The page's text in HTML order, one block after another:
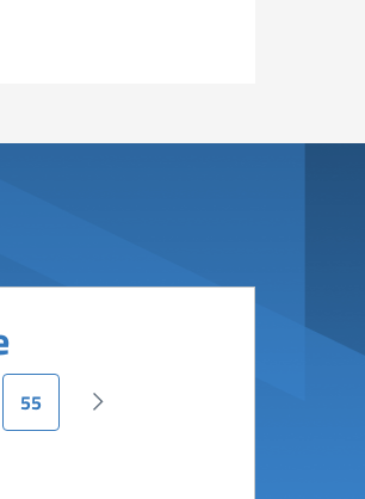
precedente
Pagina attuale
55
Pagina successiva